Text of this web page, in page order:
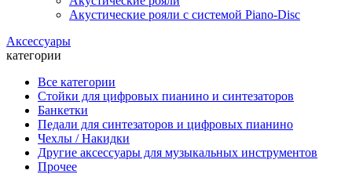
Акустические рояли с системой Piano-Disc
Аксессуары
категории
Все категории
Стойки для цифровых пианино и синтезаторов
Банкетки
Педали для синтезаторов и цифровых пианино
Чехлы / Накидки
Другие аксессуары для музыкальных инструментов
Прочее